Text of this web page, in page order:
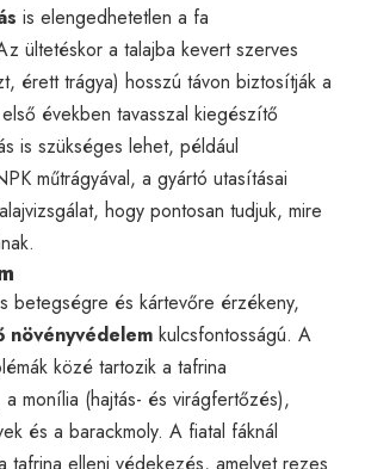
is elengedhetetlen a fa
ültetéskor a talajba kevert szerves
érett trágya) hosszú távon biztosítják a
években tavasszal kiegészítő
is szükséges lehet, például
műtrágyával, a gyártó utasításai
hogy pontosan tudjuk, mire
betegségre és kártevőre érzékeny,
növényvédelem kulcsfontosságú. A
közé tartozik a tafrina
monília (hajtás- és virágfertőzés),
és a barackmoly. A fiatal fáknál
tafrina elleni védekezés, amelyet rezes